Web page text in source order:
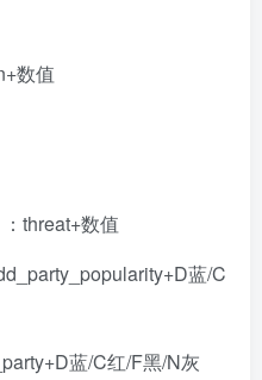
数值
threat+数值
蓝/C
蓝/C红/F黑/N灰